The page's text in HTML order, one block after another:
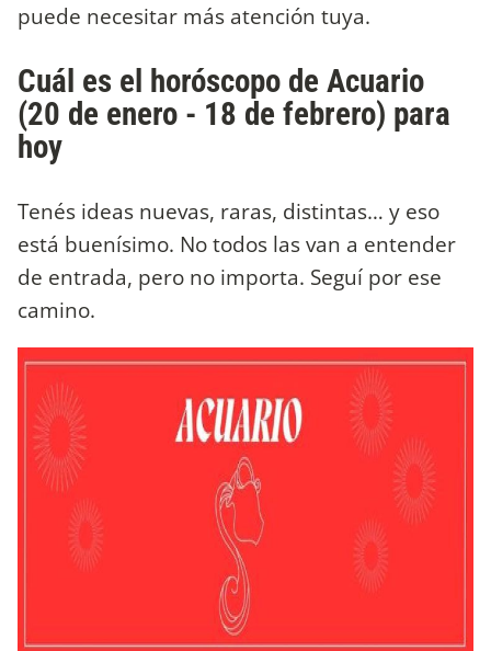
puede necesitar más atención tuya.
Cuál es el horóscopo de Acuario
(20 de enero - 18 de febrero) para
hoy
Tenés ideas nuevas, raras, distintas… y eso
está buenísimo. No todos las van a entender
de entrada, pero no importa. Seguí por ese
camino.